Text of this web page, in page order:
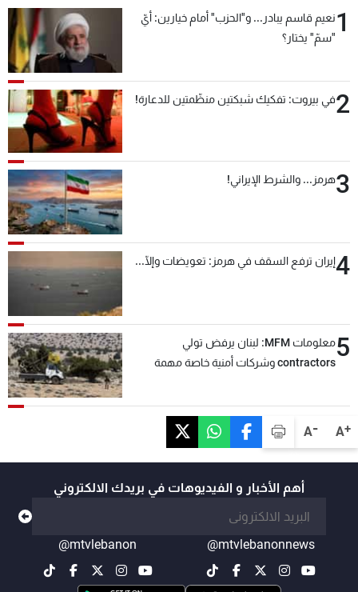
A+
A-
1نعيم قاسم يبادر... و"الحزب" أمام خيارين: أيّ
"سمّ" يختار؟
2في بيروت: تفكيك شبكتين منظّمتين للدعارة!
3هرمز... والشرط الإيراني!
4إيران ترفع السقف في هرمز: تعويضات وإلّا...
5
معلومات MFM: لبنان يرفض تولي
contractors وشركات أمنية خاصة مهمة
أهم الأخبار و الفيديوهات في بريدك الالكتروني
@mtvlebanonnews
@mtvlebanon
سياسة الخصوصية